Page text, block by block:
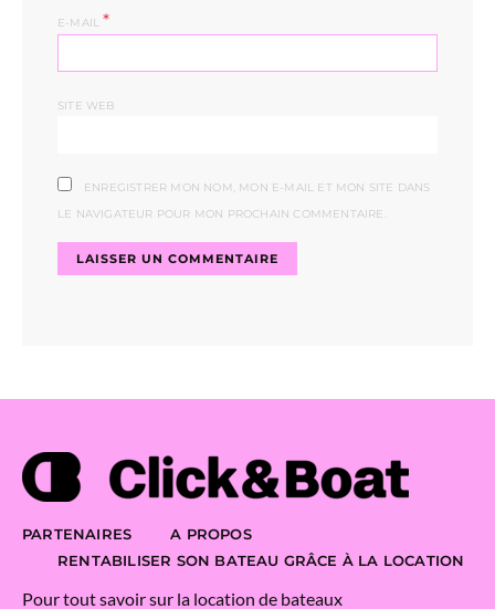
E-MAIL*
SITE WEB
ENREGISTRER MON NOM, MON E-MAIL ET MON SITE DANS
LE NAVIGATEUR POUR MON PROCHAIN COMMENTAIRE.
PARTENAIRES
A PROPOS
RENTABILISER SON BATEAU GRÂCE À LA LOCATION
Pour tout savoir sur la location de bateaux